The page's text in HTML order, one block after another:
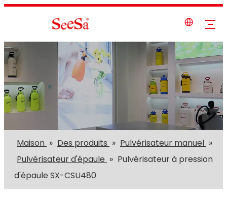
Maison » Des produits » Pulvérisateur manuel »
Pulvérisateur d'épaule » Pulvérisateur à pression
d'épaule SX-CSU480